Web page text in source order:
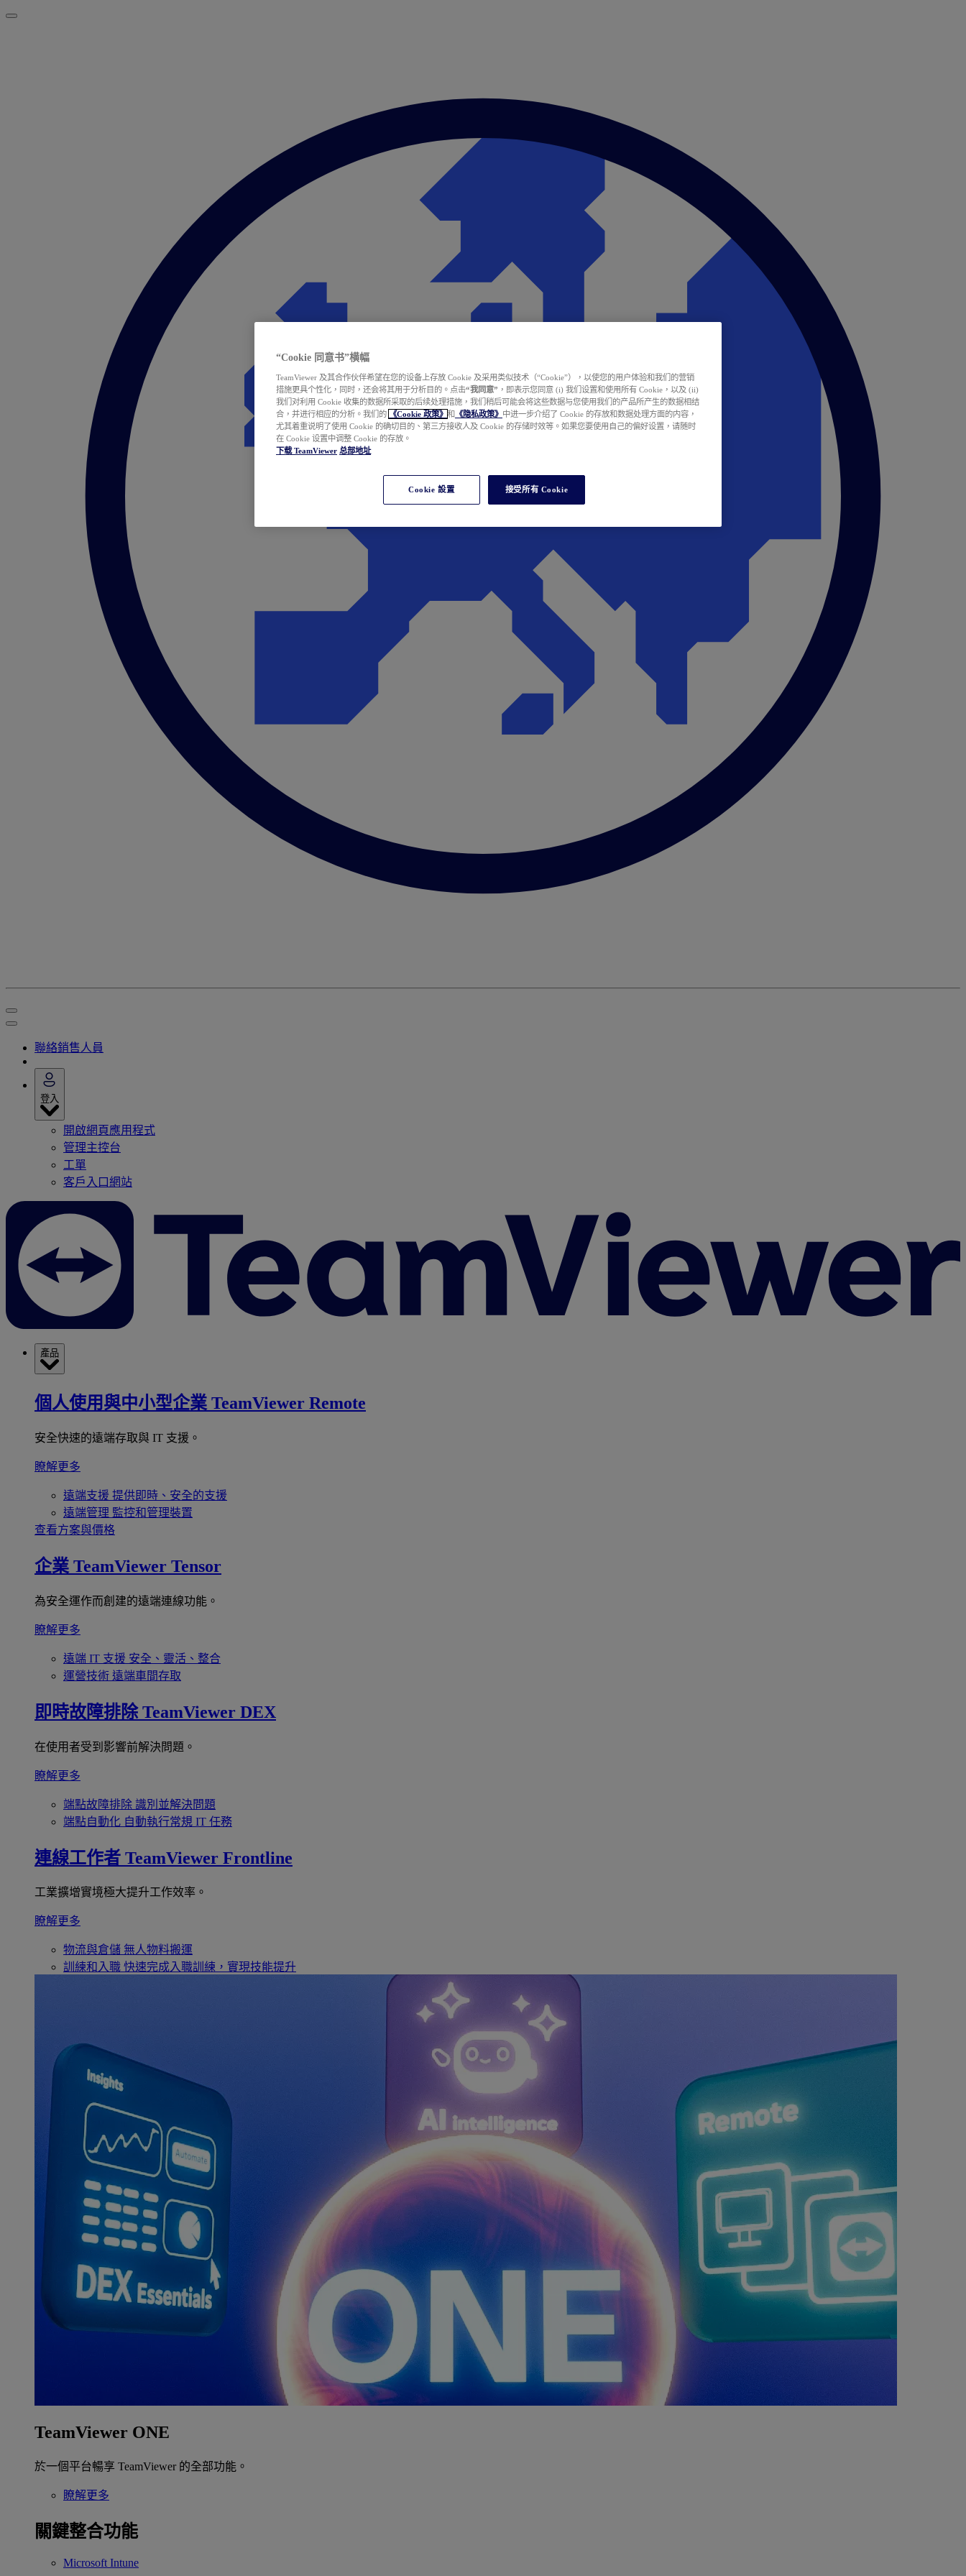
聯絡銷售人員
登入
開啟網頁應用程式
管理主控台
工單
客戶入口網站
產品
個人使用與中小型企業 TeamViewer Remote
安全快速的遠端存取與 IT 支援。
瞭解更多
遠端支援 提供即時、安全的支援
遠端管理 監控和管理裝置
查看方案與價格
企業 TeamViewer Tensor
為安全運作而創建的遠端連線功能。
瞭解更多
遠端 IT 支援 安全、靈活、整合
運營技術 遠端車間存取
即時故障排除 TeamViewer DEX
在使用者受到影響前解決問題。
瞭解更多
端點故障排除 識別並解決問題
端點自動化 自動執行常規 IT 任務
連線工作者 TeamViewer Frontline
工業擴增實境極大提升工作效率。
瞭解更多
物流與倉儲 無人物料搬運
訓練和入職 快速完成入職訓練，實現技能提升
TeamViewer ONE
於一個平台暢享 TeamViewer 的全部功能。
瞭解更多
關鍵整合功能
Microsoft Intune
“Cookie 同意书”横幅
TeamViewer 及其合作伙伴希望在您的设备上存放 Cookie 及采用类似技术（“Cookie”），以使您的用户体验和我们的营销
措施更具个性化，同时，还会将其用于分析目的。点击“我同意” ，即表示您同意 (i) 我们设置和使用所有 Cookie，以及 (ii)
我们对利用 Cookie 收集的数据所采取的后续处理措施，我们稍后可能会将这些数据与您使用我们的产品所产生的数据相结
合，并进行相应的分析。我们的
《Cookie 政策》 和 《隐私政策》 中进一步介绍了 Cookie 的存放和数据处理方面的内容，
尤其着重说明了使用 Cookie 的确切目的、第三方接收人及 Cookie 的存储时效等。如果您要使用自己的偏好设置，请随时
在 Cookie 设置中调整 Cookie 的存放。
下载 TeamViewer 总部地址
Cookie 設置 接受所有 Cookie